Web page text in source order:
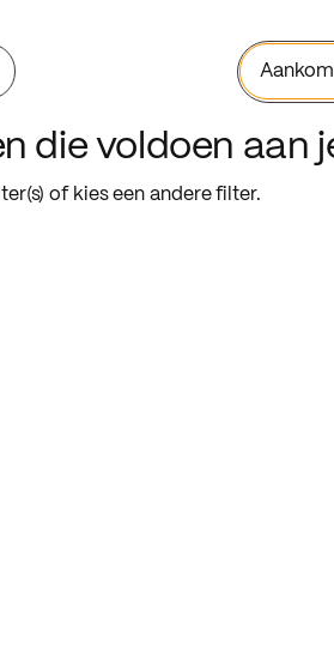
die voldoen aan
of kies een andere filter.